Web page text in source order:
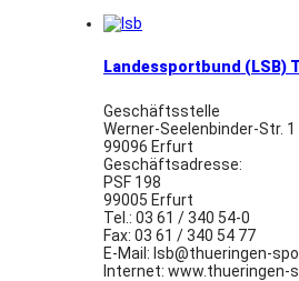
Landessportbund (LSB)
Geschäftsstelle
Werner-Seelenbinder-Str. 1
99096 Erfurt
Geschäftsadresse:
PSF 198
99005 Erfurt
Tel.: 03 61 / 340 54-0
Fax: 03 61 / 340 54 77
E-Mail: lsb@thueringen-
Internet: www.thueringen-